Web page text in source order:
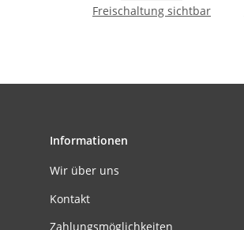
Rohrdurchmesser 25
Freischaltung sichtbar
Informationen
Wir über uns
Kontakt
Zahlungsmöglichkeiten